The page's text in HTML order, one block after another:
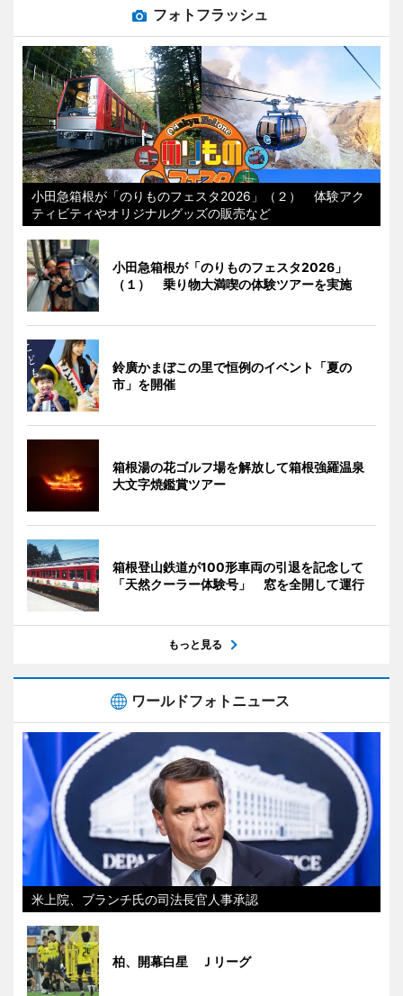
フォトフラッシュ
小田急箱根が「のりものフェスタ2026」（２） 体験アク
ティビティやオリジナルグッズの販売など
小田急箱根が「のりものフェスタ2026」
（１） 乗り物大満喫の体験ツアーを実施
鈴廣かまぼこの里で恒例のイベント「夏の
市」を開催
箱根湯の花ゴルフ場を解放して箱根強羅温泉
大文字焼鑑賞ツアー
箱根登山鉄道が100形車両の引退を記念して
「天然クーラー体験号」 窓を全開して運行
もっと見る
ワールドフォトニュース
米上院、ブランチ氏の司法長官人事承認
柏、開幕白星 Ｊリーグ